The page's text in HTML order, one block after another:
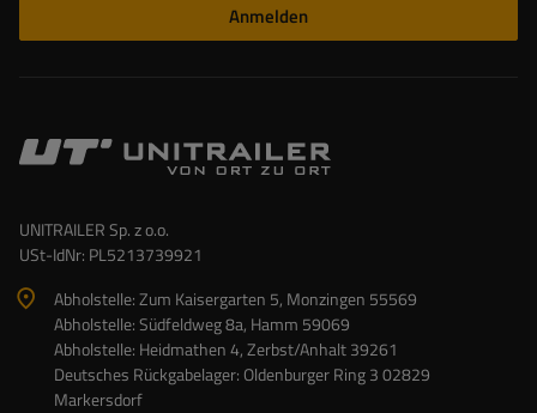
Anmelden
UNITRAILER Sp. z o.o.
USt-IdNr: PL5213739921
Abholstelle: Zum Kaisergarten 5, Monzingen 55569
Abholstelle: Südfeldweg 8a, Hamm 59069
Abholstelle: Heidmathen 4, Zerbst/Anhalt 39261
Deutsches Rückgabelager: Oldenburger Ring 3 02829
Markersdorf